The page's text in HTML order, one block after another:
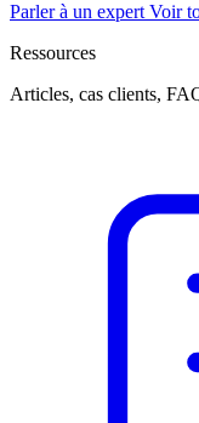
Parler à un expert Voir
Ressources
Articles, cas clients,